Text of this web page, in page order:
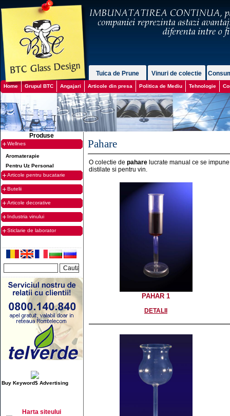
Tuica de Prune Vinuri de colectie
Home Grupul BTC Angajari Articole din presa Politica de Mediu Tehnologie
Produse
Wellnes
Aromaterapie
Pentru Uz Personal
Articole pentru bucatarie
Butelii
Articole decorative
Industria vinului
Sticlarie de laborator
Buy Keyword$ Advertising
Harta siteului
Pahare
O colectie de paharelucrate manual ce se
distilate si pentru vin.
PAHAR 1
DETALII